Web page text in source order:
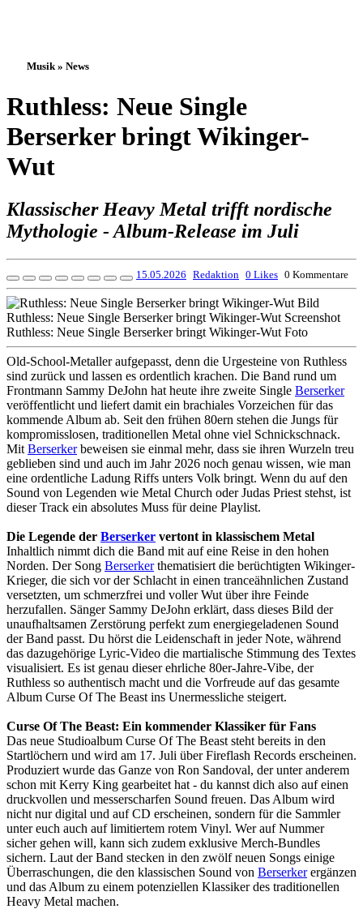
Musik » News
Ruthless: Neue Single
Berserker bringt Wikinger-
Wut
Klassischer Heavy Metal trifft nordische
Mythologie - Album-Release im Juli
15.05.2026 Redaktion 0 Likes 0 Kommentare
Old-School-Metaller aufgepasst, denn die Urgesteine von Ruthless
sind zurück und lassen es ordentlich krachen. Die Band rund um
Frontmann Sammy DeJohn hat heute ihre zweite Single Berserker
veröffentlicht und liefert damit ein brachiales Vorzeichen für das
kommende Album ab. Seit den frühen 80ern stehen die Jungs für
kompromisslosen, traditionellen Metal ohne viel Schnickschnack.
Mit Berserkerbeweisen sie einmal mehr, dass sie ihren Wurzeln treu
geblieben sind und auch im Jahr 2026 noch genau wissen, wie man
eine ordentliche Ladung Riffs unters Volk bringt. Wenn du auf den
Sound von Legenden wie Metal Church oder Judas Priest stehst, ist
dieser Track ein absolutes Muss für deine Playlist.
Die Legende der Berserker vertont in klassischem Metal
Inhaltlich nimmt dich die Band mit auf eine Reise in den hohen
Norden. Der Song Berserkerthematisiert die berüchtigten Wikinger-
Krieger, die sich vor der Schlacht in einen tranceähnlichen Zustand
versetzten, um schmerzfrei und voller Wut über ihre Feinde
herzufallen. Sänger Sammy DeJohn erklärt, dass dieses Bild der
unaufhaltsamen Zerstörung perfekt zum energiegeladenen Sound
der Band passt. Du hörst die Leidenschaft in jeder Note, während
das dazugehörige Lyric-Video die martialische Stimmung des Textes
visualisiert. Es ist genau dieser ehrliche 80er-Jahre-Vibe, der
Ruthless so authentisch macht und die Vorfreude auf das gesamte
Album Curse Of The Beast ins Unermessliche steigert.
Curse Of The Beast: Ein kommender Klassiker für Fans
Das neue Studioalbum Curse Of The Beast steht bereits in den
Startlöchern und wird am 17. Juli über Fireflash Records erscheinen.
Produziert wurde das Ganze von Ron Sandoval, der unter anderem
schon mit Kerry King gearbeitet hat - du kannst dich also auf einen
druckvollen und messerscharfen Sound freuen. Das Album wird
nicht nur digital und auf CD erscheinen, sondern für die Sammler
unter euch auch auf limitiertem rotem Vinyl. Wer auf Nummer
sicher gehen will, kann sich zudem exklusive Merch-Bundles
sichern. Laut der Band stecken in den zwölf neuen Songs einige
Überraschungen, die den klassischen Sound von Berserkerergänzen
und das Album zu einem potenziellen Klassiker des traditionellen
Heavy Metal machen.